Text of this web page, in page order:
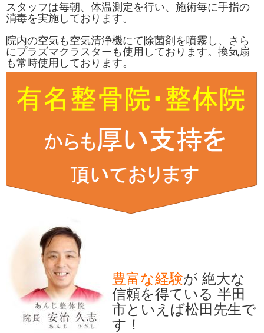
スタッフは毎朝、体温測定を行い、施術毎に手指の
消毒を実施しております。
院内の空気も空気清浄機にて除菌剤を噴霧し、さら
にプラズマクラスターも使用しております。換気扇
も常時使用しております。
豊富な経験が 絶大な
信頼を得ている 半田
市といえば松田先生で
す！